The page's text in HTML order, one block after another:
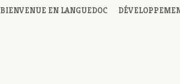
BIENVENUE EN LANGUEDOC